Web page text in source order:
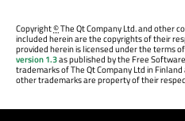
Copyright©The Qt Company Ltd. and other
included herein are the copyrights of their
provided herein is licensed under the terms
version 1.3as published by the Free
trademarks of The Qt Company Ltd in
other trademarks are property of their